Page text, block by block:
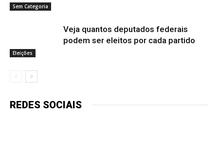
Sem Categoria
Eleições
Veja quantos deputados federais
podem ser eleitos por cada partido
REDES SOCIAIS